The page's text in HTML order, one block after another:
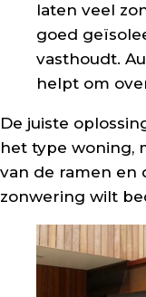
laten veel
goed
vasthoudt.
helpt om
De juiste
het type woning,
van de ramen en
zonwering wilt